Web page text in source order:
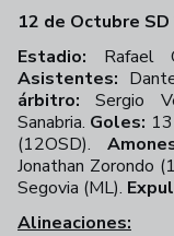
12 de Octubre
Estadio: Rafael
Asistentes:
árbitro: Sergio
Sanabria. Goles:
(12OSD).
Jonathan Zorondo
Segovia (ML).
Alineaciones: